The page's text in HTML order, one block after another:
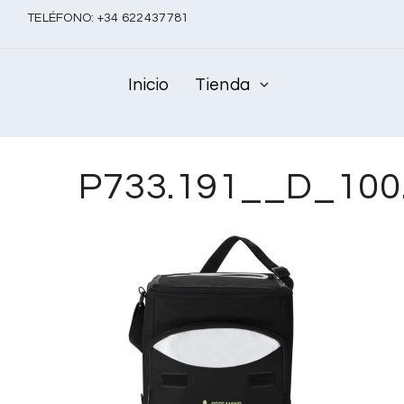
TELÉFONO: +34 622437781
Inicio Tienda